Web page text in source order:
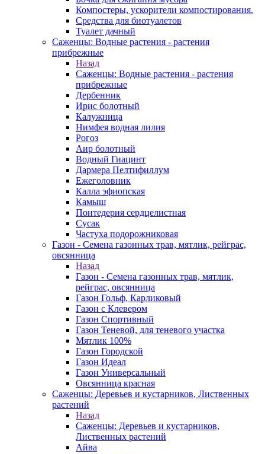
Компостеры, ускорители компостирования.
Средства для биотуалетов
Туалет дачный
Саженцы: Водные растения - растения
прибрежные
Назад
Саженцы: Водные растения - растения
прибрежные
Дербенник
Ирис болотный
Калужница
Нимфея водная лилия
Рогоз
Аир болотный
Водный Гиацинт
Дармера Пелтифиллум
Ежеголовник
Калла эфиопская
Камыш
Понтедерия сердцелистная
Сусак
Частуха подорожниковая
Газон - Семена газонных трав, мятлик, рейграс,
овсянница
Назад
Газон - Семена газонных трав, мятлик,
рейграс, овсянница
Газон Гольф, Карликовый
Газон с Клевером
Газон Спортивный
Газон Теневой, для теневого участка
Мятлик 100%
Газон Городской
Газон Идеал
Газон Универсальный
Овсянница красная
Саженцы: Деревьев и кустарников, Лиственных
растений
Назад
Саженцы: Деревьев и кустарников,
Лиственных растений
Айва